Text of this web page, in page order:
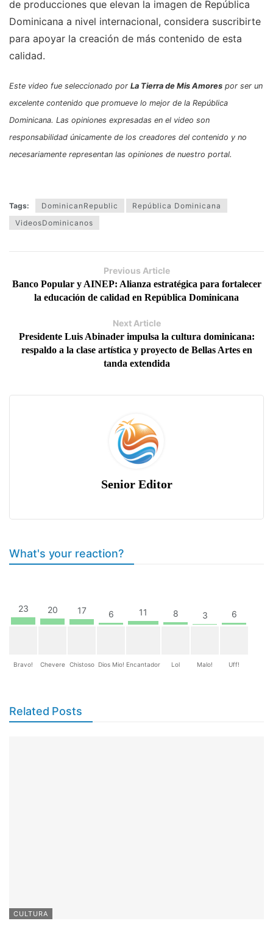
de producciones que elevan la imagen de República
Dominicana a nivel internacional, considera suscribirte
para apoyar la creación de más contenido de esta
calidad.
Este video fue seleccionado por La Tierra de Mis Amores por ser un
excelente contenido que promueve lo mejor de la República
Dominicana. Las opiniones expresadas en el video son
responsabilidad únicamente de los creadores del contenido y no
necesariamente representan las opiniones de nuestro portal.
Tags: DominicanRepublic
República Dominicana
VideosDominicanos
Previous Article
Banco Popular y AINEP: Alianza estratégica para fortalecer
la educación de calidad en República Dominicana
Next Article
Presidente Luis Abinader impulsa la cultura dominicana:
respaldo a la clase artística y proyecto de Bellas Artes en
tanda extendida
Senior Editor
What's your reaction?
23
Bravo!
20
Chevere
17
Chistoso
6
Dios Mio!
11
Encantador
8
Lol
3
Malo!
6
Uff!
Related Posts
CULTURA